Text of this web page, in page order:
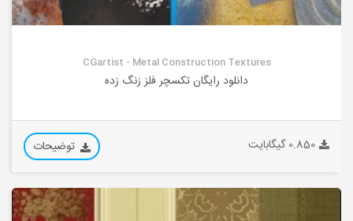
CGartist - Metal Construction Textures
دانلود رایگان تکسچر فلز زنگ زده
0.850 گیگابایت توضیحات